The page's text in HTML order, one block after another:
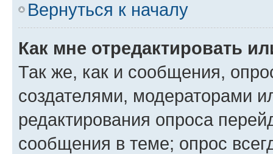
Вернуться к началу
Как мне отредактировать
Так же, как и сообщения,
создателями, модераторами
редактирования опроса
сообщения в теме; опрос